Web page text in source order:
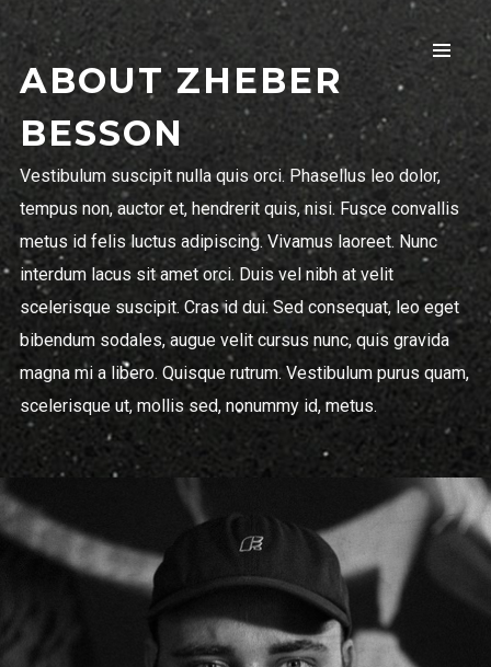
Rua das Algas 343, loja 2, Jurere Leste,
Florianopolis, SC, Brazil
+5548991921894 (Whatsapp)
ABOUT ZHEBER
BESSON
Vestibulum suscipit nulla quis orci. Phasellus leo dolor,
tempus non, auctor et, hendrerit quis, nisi. Fusce convallis
metus id felis luctus adipiscing. Vivamus laoreet. Nunc
interdum lacus sit amet orci. Duis vel nibh at velit
scelerisque suscipit. Cras id dui. Sed consequat, leo eget
bibendum sodales, augue velit cursus nunc, quis gravida
magna mi a libero. Quisque rutrum. Vestibulum purus quam,
scelerisque ut, mollis sed, nonummy id, metus.